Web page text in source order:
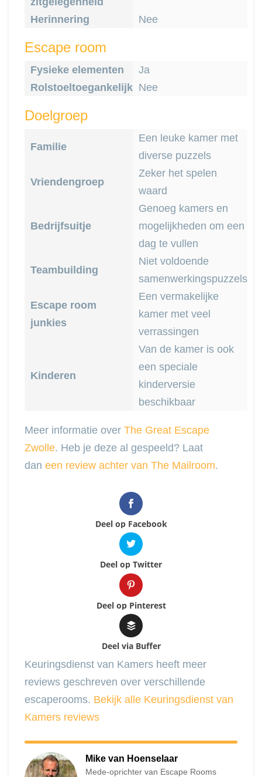
Herinnering Nee
Escape room
Fysieke elementen
Ja
Rolstoeltoegankelijk Nee
Doelgroep
Familie
Een leuke kamer met
diverse puzzels
Vriendengroep
Zeker het spelen
waard
Bedrijfsuitje
Genoeg kamers en
mogelijkheden om een
dag te vullen
Teambuilding
Niet voldoende
samenwerkingspuzzels
Escape room
junkies
Een vermakelijke
kamer met veel
verrassingen
Kinderen
Van de kamer is ook
een speciale
kinderversie
beschikbaar
Meer informatie over The Great Escape
Zwolle. Heb je deze al gespeeld? Laat
dan een review achter van The Mailroom.
Deel op Facebook
Deel op Twitter
Deel op Pinterest
Deel via Buffer
Keuringsdienst van Kamers heeft meer
reviews geschreven over verschillende
escaperooms. Bekijk alle Keuringsdienst van
Kamers reviews
Mike van Hoenselaar
Mede-oprichter van Escape Rooms